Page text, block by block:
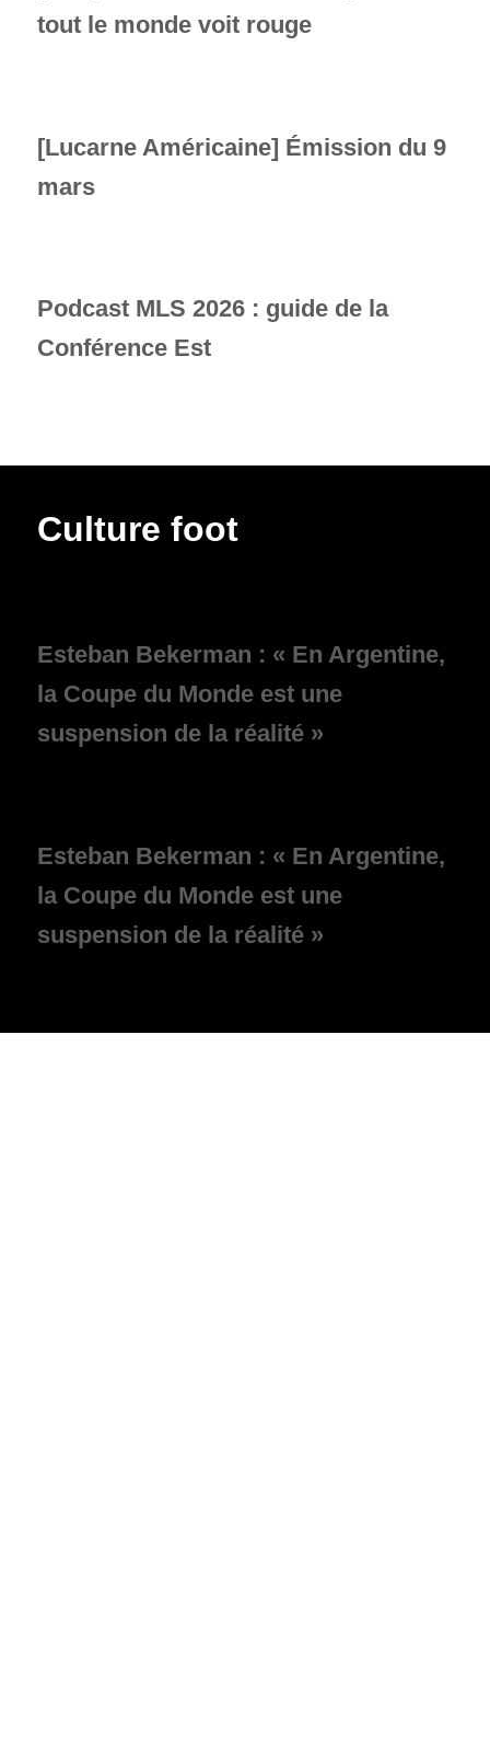
tout le monde voit rouge
[Lucarne Américaine] Émission du 9
mars
Podcast MLS 2026 : guide de la
Conférence Est
Culture foot
Esteban Bekerman : « En Argentine,
la Coupe du Monde est une
suspension de la réalité »
Esteban Bekerman : « En Argentine,
la Coupe du Monde est une
suspension de la réalité »